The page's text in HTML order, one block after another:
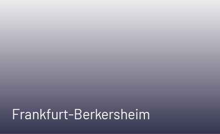
Frankfurt-Berkersheim